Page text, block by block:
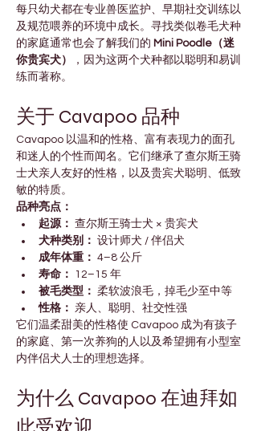
每只幼犬都在专业兽医监护、早期社交训练以
及规范喂养的环境中成长。寻找类似卷毛犬种
的家庭通常也会了解我们的 Mini Poodle（迷
你贵宾犬）
，因为这两个犬种都以聪明和易训
练而著称。
关于 Cavapoo 品种
Cavapoo 以温和的性格、富有表现力的面孔
和迷人的个性而闻名。它们继承了查尔斯王骑
士犬亲人友好的性格，以及贵宾犬聪明、低致
敏的特质。
品种亮点：
起源： 查尔斯王骑士犬 × 贵宾犬
犬种类别： 设计师犬 / 伴侣犬
成年体重： 4–8 公斤
寿命：
12–15 年
被毛类型： 柔软波浪毛，掉毛少至中等
性格： 亲人、聪明、社交性强
它们温柔甜美的性格使 Cavapoo 成为有孩子
的家庭、第一次养狗的人以及希望拥有小型室
内伴侣犬人士的理想选择。
为什么 Cavapoo 在迪拜如